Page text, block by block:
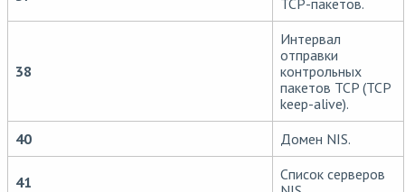
TCP-пакетов.
38
Интервал
отправки
контрольных
пакетов TCP (TCP
keep-alive).
40
Домен NIS.
41
Список серверов